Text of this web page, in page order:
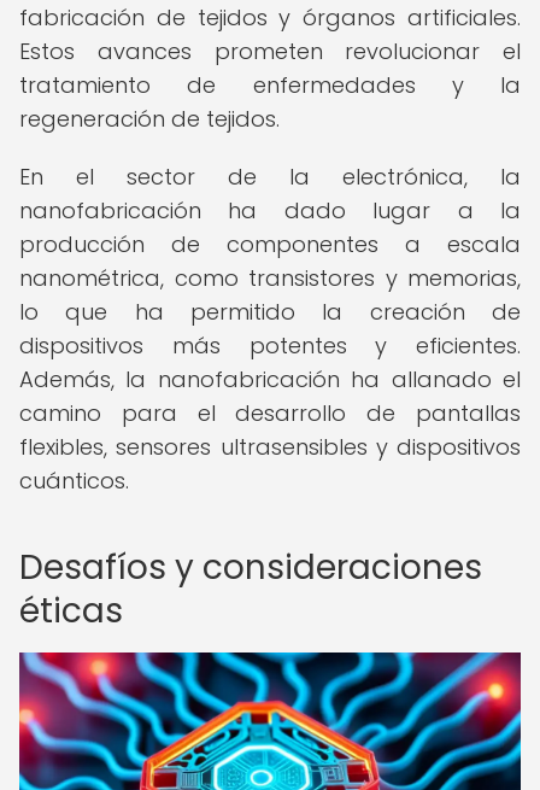
fabricación de tejidos y órganos artificiales.
Estos avances prometen revolucionar el
tratamiento de enfermedades y la
regeneración de tejidos.
En el sector de la electrónica, la
nanofabricación ha dado lugar a la
producción de componentes a escala
nanométrica, como transistores y memorias,
lo que ha permitido la creación de
dispositivos más potentes y eficientes.
Además, la nanofabricación ha allanado el
camino para el desarrollo de pantallas
flexibles, sensores ultrasensibles y dispositivos
cuánticos.
Desafíos y consideraciones
éticas